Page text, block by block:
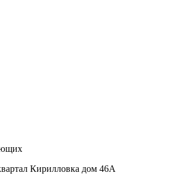
Кирилловка дом 46А